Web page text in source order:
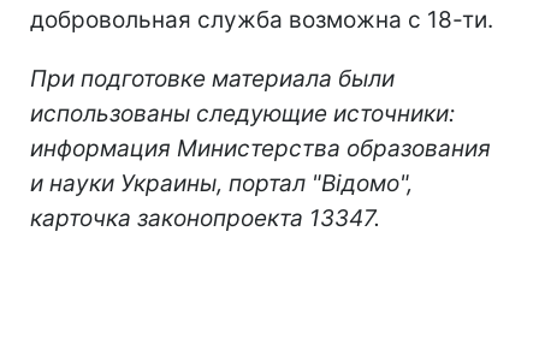
добровольная служба возможна с 18-ти.
При подготовке материала были
использованы следующие источники:
информация Министерства образования
и науки Украины, портал "Відомо",
карточка законопроекта 13347.